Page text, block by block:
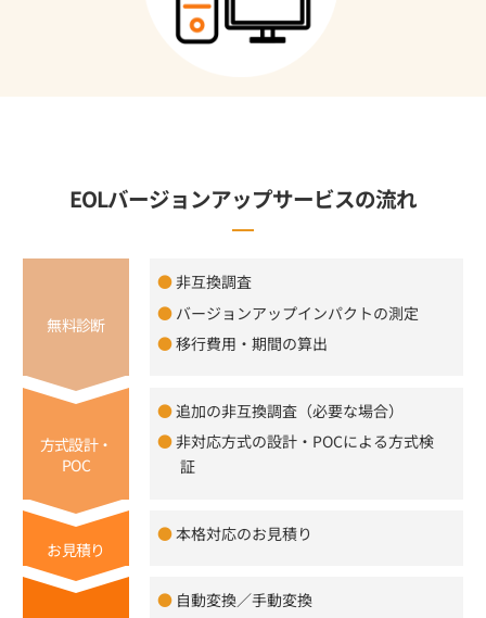
EOLバージョンアップサービスの流れ
無料診断
非互換調査
バージョンアップインパクトの測定
移行費用・期間の算出
方式設計・
POC
追加の非互換調査（必要な場合）
非対応方式の設計・POCによる方式検
証
お見積り
本格対応のお見積り
自動変換／手動変換